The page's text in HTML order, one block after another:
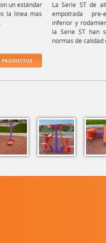
un estándar
la linea mas
PRODUCTOS
La Serie ST de
empotrada pre-
inferior y
la Serie ST han
normas de